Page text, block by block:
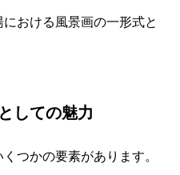
おける風景画の一形式と
しての魅力
つかの要素があります。